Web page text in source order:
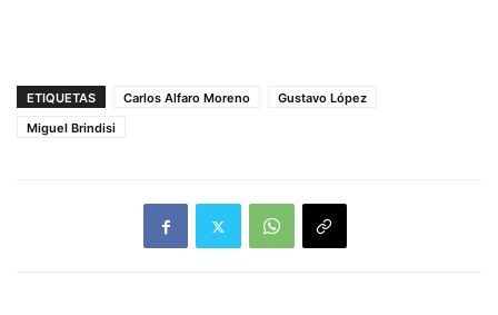
ETIQUETAS Carlos Alfaro Moreno
Gustavo López
Miguel Brindisi